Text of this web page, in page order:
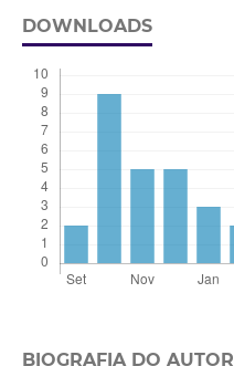
DOWNLOADS
BIOGRAFIA DO AUTOR